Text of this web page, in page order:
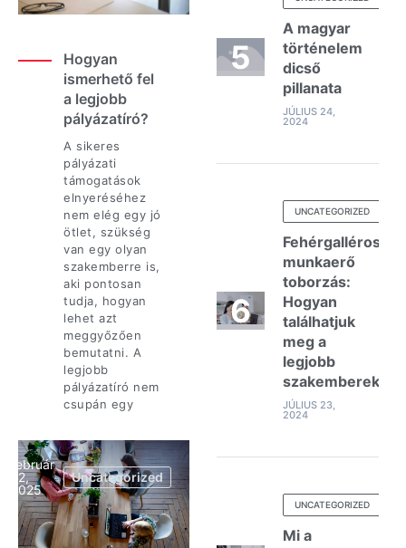
Hogyan
ismerhető fel
a legjobb
pályázatíró?
A sikeres
pályázati
támogatások
elnyeréséhez
nem elég egy jó
ötlet, szükség
van egy olyan
szakemberre is,
aki pontosan
tudja, hogyan
lehet azt
meggyőzően
bemutatni. A
legjobb
pályázatíró nem
csupán egy
február
22,
2025
Uncategorized
A magyar
történelem
dicső
pillanata
JÚLIUS 24,
2024
UNCATEGORIZED
Fehérgalléros
munkaerő
toborzás:
Hogyan
találhatjuk
meg a
legjobb
szakembereket?
JÚLIUS 23,
2024
UNCATEGORIZED
Mi a